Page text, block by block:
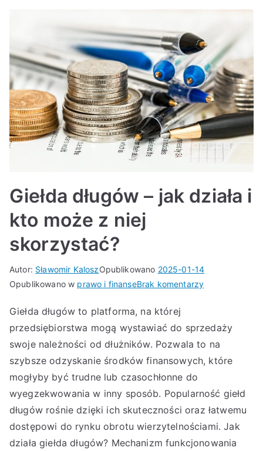
Giełda długów – jak działa i
kto może z niej
skorzystać?
Autor: Sławomir KaloszOpublikowano 2025-01-14
Opublikowano w prawo i finanseBrak komentarzydo
–
jak
działa
może
z
niej
skorzystać?
Giełda długów to platforma, na której
przedsiębiorstwa mogą wystawiać do sprzedaży
swoje należności od dłużników. Pozwala to na
szybsze odzyskanie środków finansowych, które
mogłyby być trudne lub czasochłonne do
wyegzekwowania w inny sposób. Popularność giełd
długów rośnie dzięki ich skuteczności oraz łatwemu
dostępowi do rynku obrotu wierzytelnościami. Jak
działa giełda długów? Mechanizm funkcjonowania